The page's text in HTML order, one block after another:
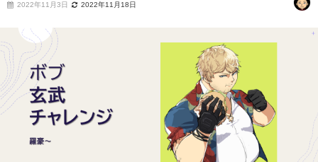
2022年11月3日 2022年11月18日